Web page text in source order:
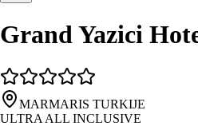
Grand Yazici
MARMARIS TURKIJE
ULTRA ALL INCLUSIVE